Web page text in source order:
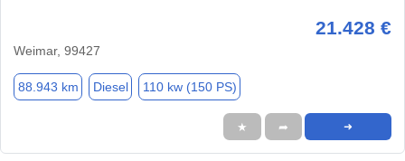
21.428 €
Weimar, 99427
88.943 km Diesel 110 kw (150 PS)
★ ➦ ➜